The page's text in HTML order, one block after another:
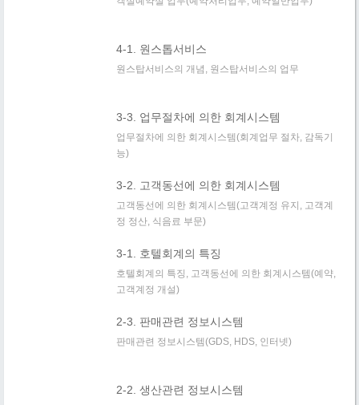
4-1. 원스톱서비스
원스탑서비스의 개념, 원스탑서비스의 업무
3-3. 업무절차에 의한 회계시스템
업무절차에 의한 회계시스템(회계업무 절차, 감독기
능)
3-2. 고객동선에 의한 회계시스템
고객동선에 의한 회계시스템(고객계정 유지, 고객계
정 정산, 식음료 부문)
3-1. 호텔회계의 특징
호텔회계의 특징, 고객동선에 의한 회계시스템(예약,
고객계정 개설)
2-3. 판매관련 정보시스템
판매관련 정보시스템(GDS, HDS, 인터넷)
2-2. 생산관련 정보시스템